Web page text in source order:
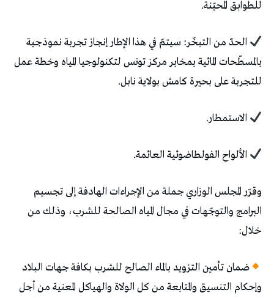
للطوابق المحيّنة.
الحدّ من التبخّر: سيتمّ في هذا الإطار إنجاز تجربة نموذجية
بالمسطّحات المائية بمخابر مركز تونس لتكنولوجيا المياه وخطة عمل
للتجربة على بحيرة كامش بولاية نابل.
الاستمطار.
الألواح الفولطاضوئية العائمة.
وقرّر المجلس الوزاري جملة من الإجراءات الهادفة إلى تجسيم
البرامج والتوجّهات في مجال المياه الصالحة للشرب، وذلك من
خلال:
ضمان تأمين التزويد بالماء الصالح للشرب بكافة جهات البلاد
وإحكام التنسيق والمتابعة من كل الولاة والهياكل المعنية من أجل